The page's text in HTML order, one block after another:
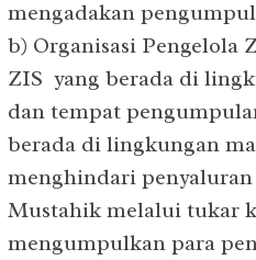
mengadakan
b) Organisasi Pengelola
ZIS yang berada di
dan tempat
berada di lingkungan
menghindari
Mustahik melalui tukar
mengumpulkan para